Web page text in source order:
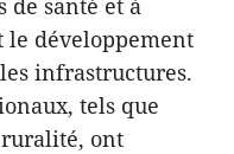
le développement
infrastructures.
tels que
ont